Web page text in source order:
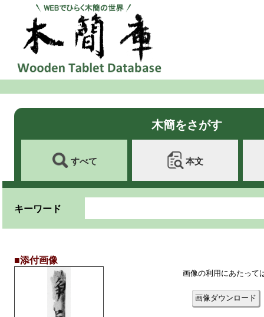
木簡をさがす
すべて 本文
キーワード
■添付画像
画像の利用にあたって
画像ダウンロード